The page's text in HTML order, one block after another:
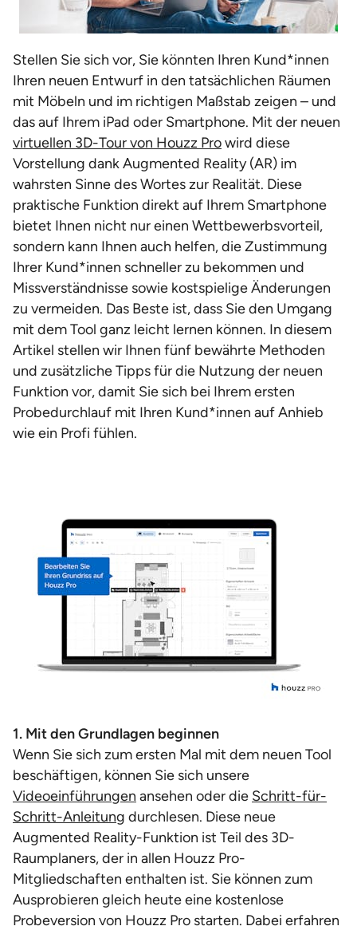
Stellen Sie sich vor, Sie könnten Ihren Kund*innen
Ihren neuen Entwurf in den tatsächlichen Räumen
mit Möbeln und im richtigen Maßstab zeigen – und
das auf Ihrem iPad oder Smartphone. Mit der neuen
virtuellen 3D-Tour von Houzz Prowird diese
Vorstellung dank Augmented Reality (AR) im
wahrsten Sinne des Wortes zur Realität. Diese
praktische Funktion direkt auf Ihrem Smartphone
bietet Ihnen nicht nur einen Wettbewerbsvorteil,
sondern kann Ihnen auch helfen, die Zustimmung
Ihrer Kund*innen schneller zu bekommen und
Missverständnisse sowie kostspielige Änderungen
zu vermeiden. Das Beste ist, dass Sie den Umgang
mit dem Tool ganz leicht lernen können. In diesem
Artikel stellen wir Ihnen fünf bewährte Methoden
und zusätzliche Tipps für die Nutzung der neuen
Funktion vor, damit Sie sich bei Ihrem ersten
Probedurchlauf mit Ihren Kund*innen auf Anhieb
wie ein Profi fühlen.
1. Mit den Grundlagen beginnen
Wenn Sie sich zum ersten Mal mit dem neuen Tool
beschäftigen, können Sie sich unsere
Videoeinführungen ansehen oder die Schritt-für-
Schritt-Anleitung durchlesen. Diese neue
Augmented Reality-Funktion ist Teil des 3D-
Raumplaners, der in allen Houzz Pro-
Mitgliedschaften enthalten ist. Sie können zum
Ausprobieren gleich heute eine kostenlose
Probeversion von Houzz Pro starten. Dabei erfahren